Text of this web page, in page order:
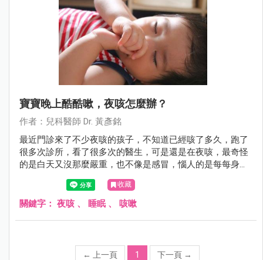
寶寶晚上酷酷嗽，夜咳怎麼辦？
作者：兒科醫師 Dr. 黃彥銘
最近門診來了不少夜咳的孩子，不知道已經咳了多久，跑了
很多次診所，看了很多次的醫生，可是還是在夜咳，最奇怪
的是白天又沒那麼嚴重，也不像是感冒，惱人的是每每身體
該休息的時候卻咳個不停，好像沒法好好睡上一覺，有時候
甚至咳到吐，苦情的爸媽又得忍住睡意洗床單，這到底是為
什麼呢？
收藏
關鍵字： 夜咳 、 睡眠、 咳嗽
← 上一頁 1 下一頁 →